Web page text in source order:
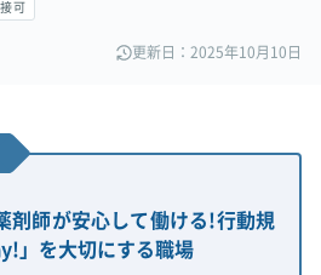
可
更新日：2025年10月10日
剤師が安心して働ける!行動規
」を大切にする職場